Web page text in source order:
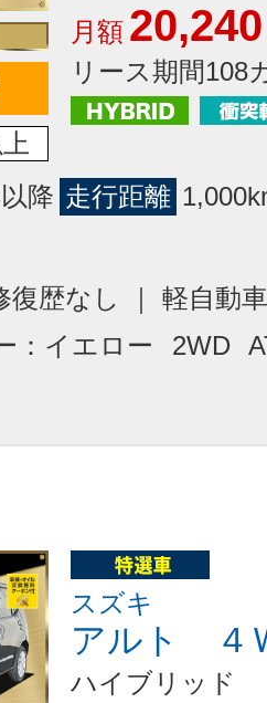
月額 20,240
リース期間108
降 走行距離
復歴なし ｜ 軽自動車
：イエロー 2WD
スズキ
アルト ４
ハイブリッド